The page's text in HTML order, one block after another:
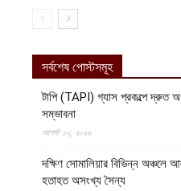
সর্বশেষ পোস্টসমূহ
টাপি (TAPI) গ্যাস প্রকল্পে দ্রুত
সম্ভাবনা
আগস্ট ১০, ২০২৬
দক্ষিণ সোমালিয়ার বিভিন্ন
হতাহত অসংখ্য সৈন্য